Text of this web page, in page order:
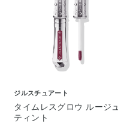
ジルスチュアート
タイムレスグロウ ルージュ
ティント